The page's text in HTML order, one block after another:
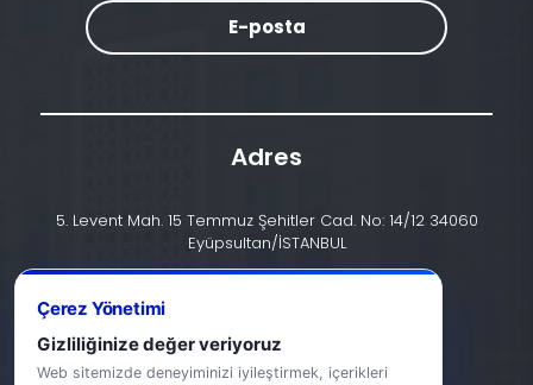
E-posta
Adres
5. Levent Mah. 15 Temmuz Şehitler Cad. No: 14/12 34060
Eyüpsultan/İSTANBUL
Çerez Yönetimi
Gizliliğinize değer veriyoruz
Web sitemizde deneyiminizi iyileştirmek, içerikleri